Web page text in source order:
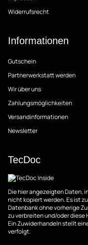
Widerrufsrecht
Informationen
Gutschein
Partnerwerkstatt werden
Wir über uns
Zahlungsmöglichkeiten
Versandinformationen
Newsletter
TecDoc
Die hier angezeigten Daten,
nicht kopiert werden. Es ist
Datenbank ohne vorherige
zu verbreiten und/oder diese
Ein Zuwiderhandeln stellt
verfolgt.